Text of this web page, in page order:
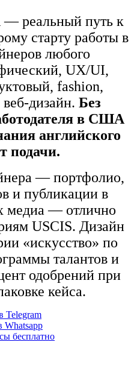
реальный путь к
старту работы в
любого
UX/UI,
fashion,
дизайн. Без
в США
английского
подачи.
— портфолио,
и публикации в
медиа — отлично
USCIS. Дизайн
«искусство» по
талантов и
одобрений при
кейса.
Telegram
Whatsapp
бесплатно